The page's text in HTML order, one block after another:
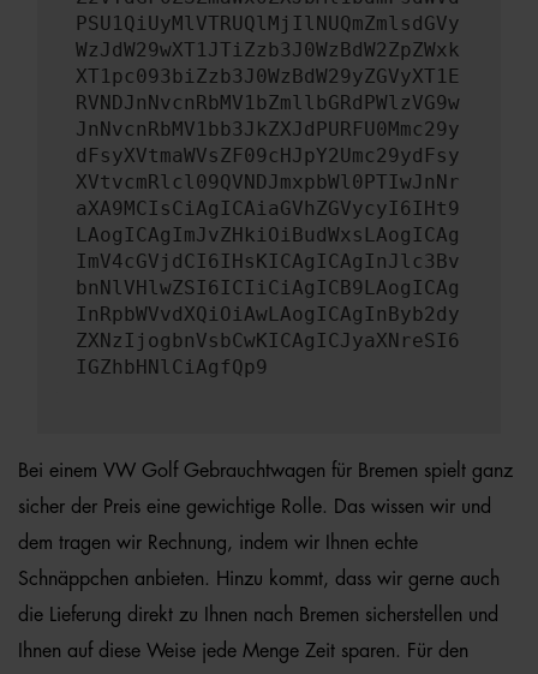
PSU1QiUyMlVTRUQlMjIlNUQmZmlsdGVy
WzJdW29wXT1JTiZzb3J0WzBdW2ZpZWxk
XT1pc093biZzb3J0WzBdW29yZGVyXT1E
RVNDJnNvcnRbMV1bZmllbGRdPWlzVG9w
JnNvcnRbMV1bb3JkZXJdPURFU0Mmc29y
dFsyXVtmaWVsZF09cHJpY2Umc29ydFsy
XVtvcmRlcl09QVNDJmxpbWl0PTIwJnNr
aXA9MCIsCiAgICAiaGVhZGVycyI6IHt9
LAogICAgImJvZHkiOiBudWxsLAogICAg
ImV4cGVjdCI6IHsKICAgICAgInJlc3Bv
bnNlVHlwZSI6ICIiCiAgICB9LAogICAg
InRpbWVvdXQiOiAwLAogICAgInByb2dy
ZXNzIjogbnVsbCwKICAgICJyaXNreSI6
IGZhbHNlCiAgfQp9
Bei einem VW Golf Gebrauchtwagen für Bremen spielt ganz
sicher der Preis eine gewichtige Rolle. Das wissen wir und
dem tragen wir Rechnung, indem wir Ihnen echte
Schnäppchen anbieten. Hinzu kommt, dass wir gerne auch
die Lieferung direkt zu Ihnen nach Bremen sicherstellen und
Ihnen auf diese Weise jede Menge Zeit sparen. Für den